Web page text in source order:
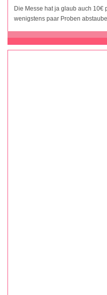
Die Messe hat ja glaub auch 10€
wenigstens paar Proben